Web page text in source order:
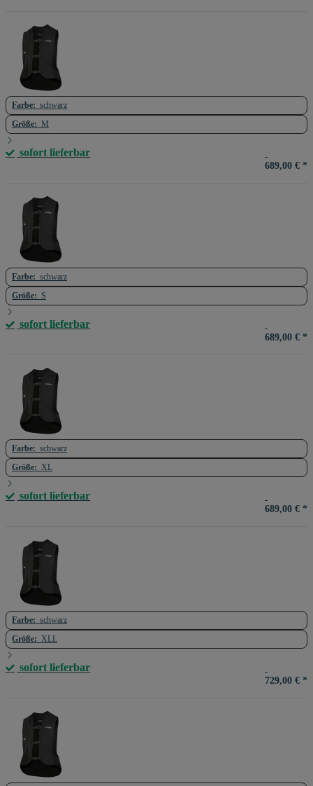
Farbe: schwarz
Größe: M
sofort lieferbar
689,00 € *
Farbe: schwarz
Größe: S
sofort lieferbar
689,00 € *
Farbe: schwarz
Größe: XL
sofort lieferbar
689,00 € *
Farbe: schwarz
Größe: XLL
sofort lieferbar
729,00 € *